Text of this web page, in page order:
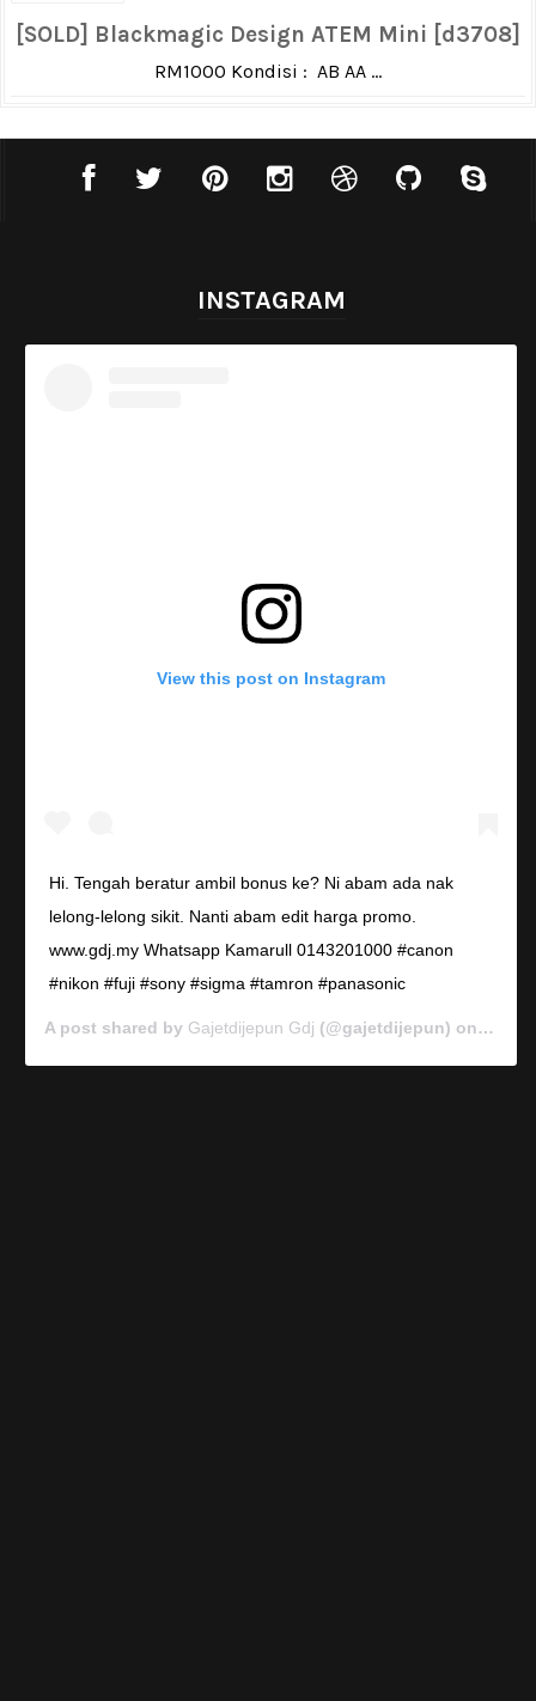
[SOLD] Blackmagic Design ATEM Mini [d3708]
RM1000 Kondisi : AB AA ...
INSTAGRAM
View this post on Instagram
Hi. Tengah beratur ambil bonus ke? Ni abam ada nak
lelong-lelong sikit. Nanti abam edit harga promo.
www.gdj.my Whatsapp Kamarull 0143201000 #canon
#nikon #fuji #sony #sigma #tamron #panasonic
A post shared by Gajetdijepun Gdj (@gajetdijepun) on Jan 7,